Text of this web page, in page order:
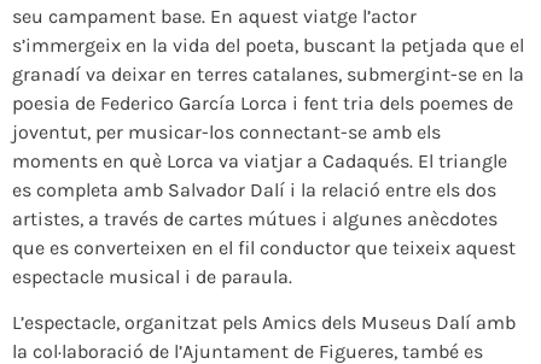
seu campament base. En aquest viatge l’actor
s’immergeix en la vida del poeta, buscant la petjada que el
granadí va deixar en terres catalanes, submergint-se en la
poesia de Federico García Lorca i fent tria dels poemes de
joventut, per musicar-los connectant-se amb els
moments en què Lorca va viatjar a Cadaqués. El triangle
es completa amb Salvador Dalí i la relació entre els dos
artistes, a través de cartes mútues i algunes anècdotes
que es converteixen en el fil conductor que teixeix aquest
espectacle musical i de paraula.
L’espectacle, organitzat pels Amics dels Museus Dalí amb
la col·laboració de l’Ajuntament de Figueres, també es